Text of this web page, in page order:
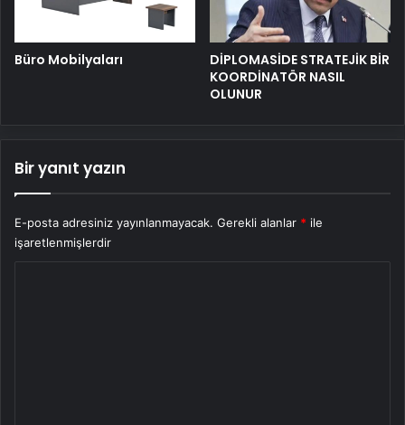
Büro Mobilyaları
DİPLOMASİDE STRATEJİK BİR
KOORDİNATÖR NASIL
OLUNUR
Bir yanıt yazın
E-posta adresiniz yayınlanmayacak. Gerekli alanlar * ile
işaretlenmişlerdir